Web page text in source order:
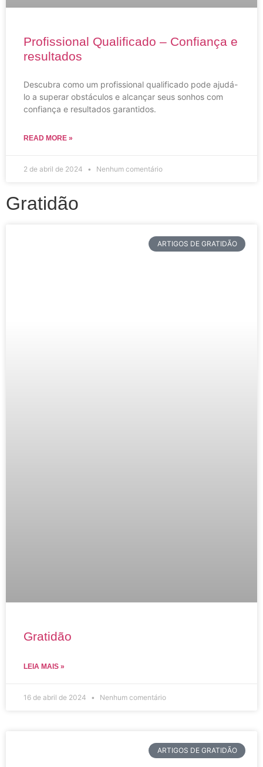
Profissional Qualificado – Confiança e
resultados
Descubra como um profissional qualificado pode ajudá-
lo a superar obstáculos e alcançar seus sonhos com
confiança e resultados garantidos.
READ MORE »
2 de abril de 2024 Nenhum comentário
Gratidão
ARTIGOS DE GRATIDÃO
Gratidão
LEIA MAIS »
16 de abril de 2024 Nenhum comentário
ARTIGOS DE GRATIDÃO